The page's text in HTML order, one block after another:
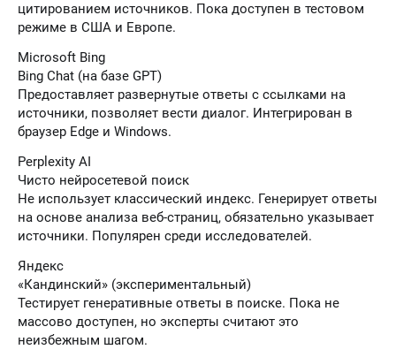
цитированием источников. Пока доступен в тестовом
режиме в США и Европе.
Microsoft Bing
Bing Chat (на базе GPT)
Предоставляет развернутые ответы с ссылками на
источники, позволяет вести диалог. Интегрирован в
браузер Edge и Windows.
Perplexity AI
Чисто нейросетевой поиск
Не использует классический индекс. Генерирует ответы
на основе анализа веб-страниц, обязательно указывает
источники. Популярен среди исследователей.
Яндекс
«Кандинский» (экспериментальный)
Тестирует генеративные ответы в поиске. Пока не
массово доступен, но эксперты считают это
неизбежным шагом.